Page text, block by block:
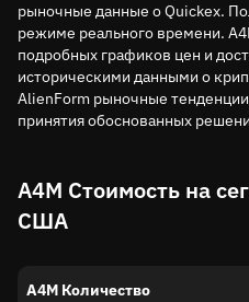
рыночные данные о Quickex.
режиме реального времени.
подробных графиков цен и
историческими данными о
AlienForm рыночные
принятия обоснованных
A4M Стоимость на
США
A4M Количество